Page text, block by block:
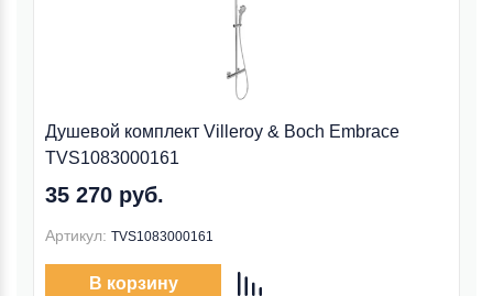
Душевой комплект Villeroy & Boch Embrace
TVS1083000161
35 270 руб.
Артикул: TVS1083000161
В корзину